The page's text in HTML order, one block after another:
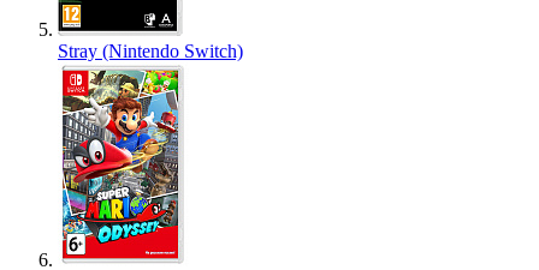
Stray (Nintendo Switch)